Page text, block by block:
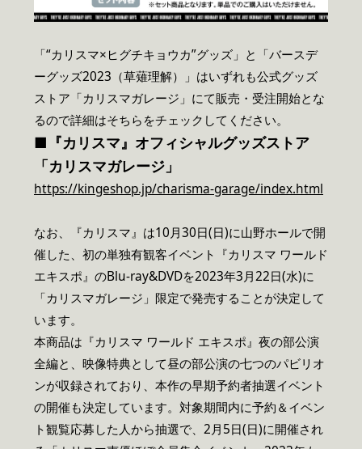
「“カリスマ×ヒグチキョウカ”グッズ」と「バースデ
ーグッズ2023（草薙理解）」はいずれも公式グッズ
ストア「カリスマガレージ」にて販売・受注開始とな
るので詳細はそちらをチェックしてください。
■『カリスマ』オフィシャルグッズストア
「カリスマガレージ」
https://kingeshop.jp/charisma-garage/index.html
なお、『カリスマ』は10月30日(日)に山野ホールで開
催した、初の単独有観客イベント『カリスマ ワールド
エキスポ』のBlu-ray&DVDを2023年3月22日(水)に
「カリスマガレージ」限定で発売することが決定して
います。
本商品は『カリスマ ワールド エキスポ』夜の部公演
全編と、映像特典として昼の部公演の七つのパビリオ
ンが収録されており、本作の早期予約者抽選イベント
の開催も決定しています。対象期間内に予約＆イベン
ト観覧応募した人から抽選で、2月5日(日)に開催され